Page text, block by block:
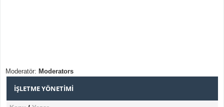
Moderatör: Moderators
İŞLETME YÖNETIMI